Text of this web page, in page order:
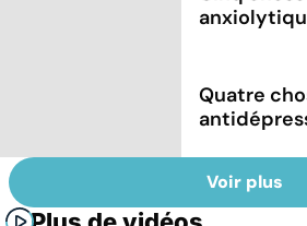
Quatre
Voir plus